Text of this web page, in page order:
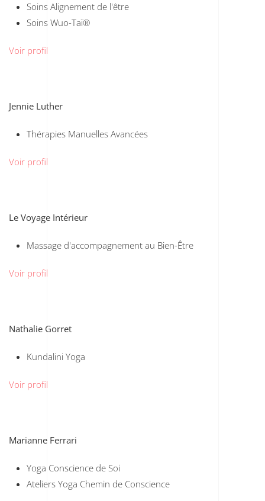
Soins Alignement de l'être
Soins Wuo-Taï®
Voir profil
Jennie Luther
Thérapies Manuelles Avancées
Voir profil
Le Voyage Intérieur
Massage d'accompagnement au Bien-Être
Voir profil
Nathalie Gorret
Kundalini Yoga
Voir profil
Marianne Ferrari
Yoga Conscience de Soi
Ateliers Yoga Chemin de Conscience